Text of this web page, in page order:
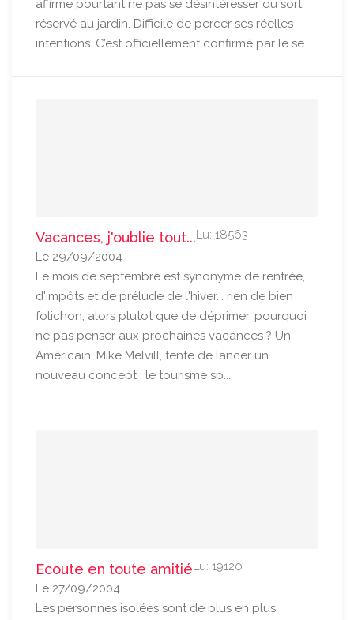
affirme pourtant ne pas se désintéresser du sort
réservé au jardin. Difficile de percer ses réelles
intentions. C’est officiellement confirmé par le se...
Vacances, j'oublie tout...Lu: 18563
Le 29/09/2004
Le mois de septembre est synonyme de rentrée,
d'impôts et de prélude de l'hiver... rien de bien
folichon, alors plutot que de déprimer, pourquoi
ne pas penser aux prochaines vacances ? Un
Américain, Mike Melvill, tente de lancer un
nouveau concept : le tourisme sp...
Ecoute en toute amitiéLu: 19120
Le 27/09/2004
Les personnes isolées sont de plus en plus